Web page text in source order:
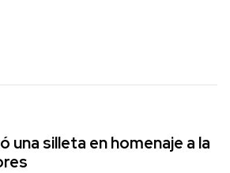
una silleta en homenaje a la